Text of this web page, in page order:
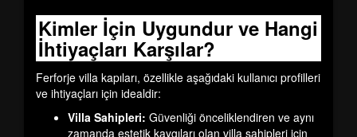
Kimler İçin Uygundur ve Hangi
İhtiyaçları Karşılar?
Ferforje villa kapıları, özellikle aşağıdaki kullanıcı profilleri
ve ihtiyaçları için idealdir:
Villa Sahipleri: Güvenliği önceliklendiren ve aynı
zamanda estetik kaygıları olan villa sahipleri için